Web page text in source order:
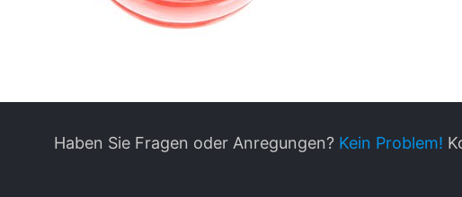
Haben Sie Fragen oder Anregungen? Kein Problem!